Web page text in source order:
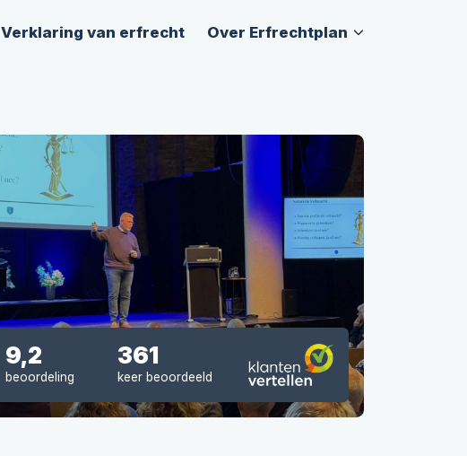
Verklaring van erfrecht Over Erfrechtplan
9,2
beoordeling
361
keer beoordeeld